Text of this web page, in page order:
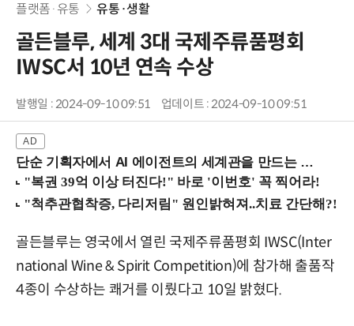
플랫폼·유통 유통·생활
골든블루, 세계 3대 국제주류품평회
IWSC서 10년 연속 수상
발행일 : 2024-09-10 09:51 업데이트 : 2024-09-10 09:51
단순 기획자에서 AI 에이전트의 세계관을 만드는 지식 설계자로.. (8/20 강남역)
골든블루는 영국에서 열린 국제주류품평회 IWSC(Inter
national Wine & Spirit Competition)에 참가해 출품작
4종이 수상하는 쾌거를 이뤘다고 10일 밝혔다.